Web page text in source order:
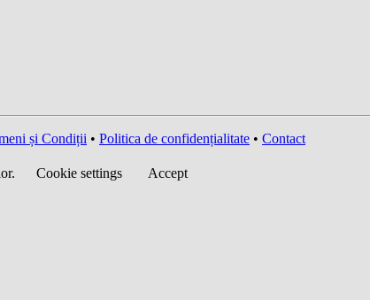
și Condiții • Politica de confidențialitate • Contact
Cookie settings Accept